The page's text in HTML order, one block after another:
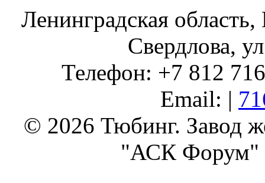
Ленинградская
Свердлова,
Телефон: +7 812
Email: |
© 2026 Тюбинг. Завод
"АСК Форум"